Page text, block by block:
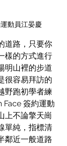
動員江晏慶
道路，只要你
樣的方式進行
明山裡的步道
很容易拜訪的
野跑初學者練
Face 簽約運動
上不論擎天崗
單純，指標清
鄰近一般道路